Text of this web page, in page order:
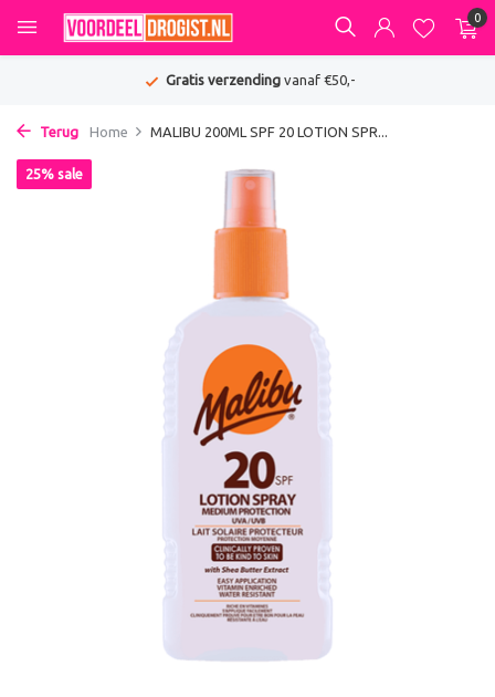
0
Gratis verzendingvanaf €50,-
Terug Home MALIBU 200ML SPF 20 LOTION SPR...
25% sale